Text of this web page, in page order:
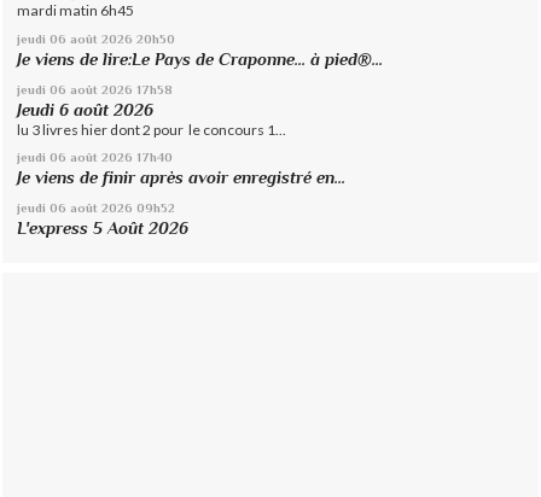
mardi matin 6h45
jeudi 06 août 2026 20h50
Je viens de lire:Le Pays de Craponne... à pied®...
jeudi 06 août 2026 17h58
Jeudi 6 août 2026
lu 3 livres hier dont 2 pour le concours 1...
jeudi 06 août 2026 17h40
Je viens de finir après avoir enregistré en...
jeudi 06 août 2026 09h52
L'express 5 Août 2026